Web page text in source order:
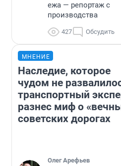
ежа — репортаж с
производства
427 Обсудить
МНЕНИЕ
Наследие, которое
чудом не
транспортный
разнес миф о
советских дорогах
Олег Арефьев